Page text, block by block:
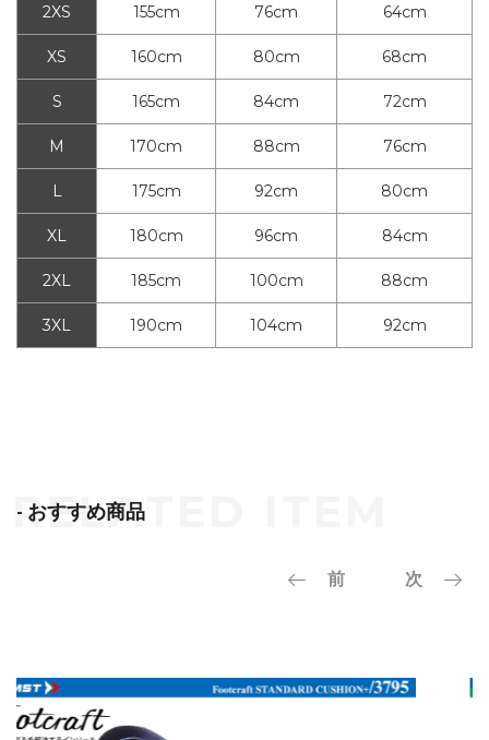
2XS 155cm 76cm 64cm
XS 160cm 80cm 68cm
S 165cm 84cm 72cm
M 170cm 88cm 76cm
L 175cm 92cm 80cm
XL 180cm 96cm 84cm
2XL 185cm 100cm 88cm
3XL 190cm 104cm 92cm
- おすすめ商品
前 次